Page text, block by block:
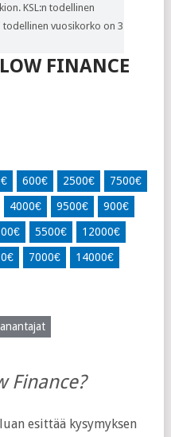
KSL:n todellinen
todellinen vuosikorko on 3​
FINANCE
600€ 2500€
7500€
4000€ 9500€
900€
5500€
12000€
7000€
14000€
Finance?
esittää kysymyksen